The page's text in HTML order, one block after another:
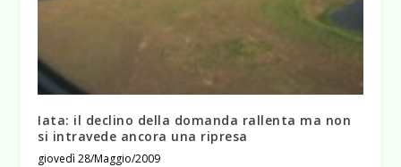
Iata: il declino della domanda rallenta ma non
si intravede ancora una ripresa
giovedì 28/Maggio/2009